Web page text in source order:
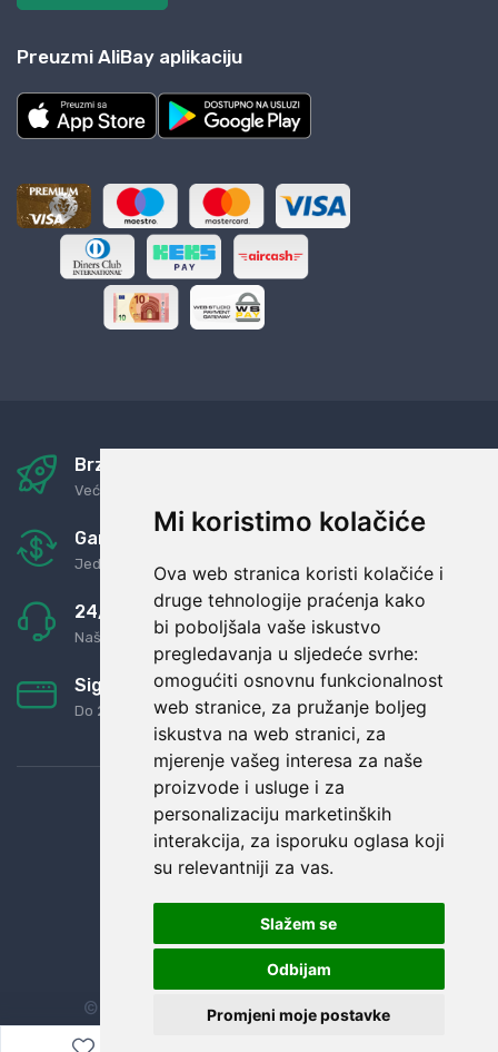
Mi koristimo kolačiće
Ova web stranica koristi kolačiće i
druge tehnologije praćenja kako
bi poboljšala vaše iskustvo
pregledavanja u sljedeće svrhe:
omogućiti osnovnu funkcionalnost
web stranice, za pružanje boljeg
iskustva na web stranici, za
mjerenje vašeg interesa za naše
proizvode i usluge i za
personalizaciju marketinških
interakcija, za isporuku oglasa koji
su relevantniji za vas.
Slažem se
Odbijam
Promjeni moje postavke
Preuzmi AliBay aplikaciju
Brza i sigurna dostava
Već za nekoliko dana kod vas
Garancija u povrat novaca
Jednostavno pravilo: Roba za novac
24/7 odlična podrška
Naši agenti uvijek na raspolaganju
Sigurno obročno plaćanje
Do 24 rata bez kamata
© Sva prava zadržana. Dopi grupa d.o.o.